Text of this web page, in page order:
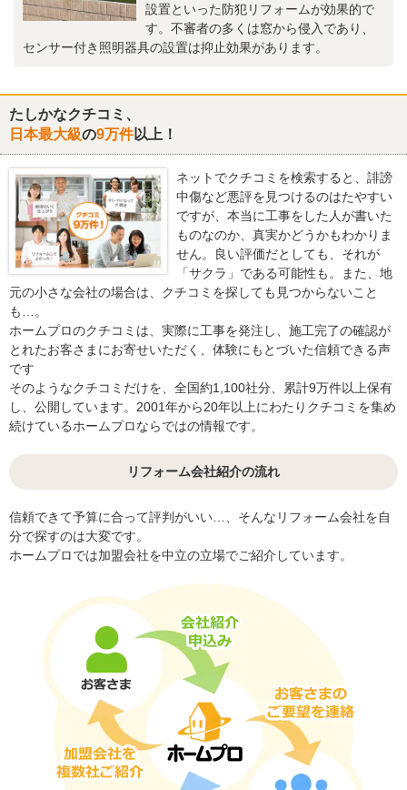
設置といった防犯リフォームが効果的で
す。不審者の多くは窓から侵入であり、
センサー付き照明器具の設置は抑止効果があります。
たしかなクチコミ、
日本最大級の9万件以上！
ネットでクチコミを検索すると、誹謗
中傷など悪評を見つけるのはたやすい
ですが、本当に工事をした人が書いた
ものなのか、真実かどうかもわかりま
せん。良い評価だとしても、それが
「サクラ」である可能性も。また、地
元の小さな会社の場合は、クチコミを探しても見つからないこと
も…。
ホームプロのクチコミは、実際に工事を発注し、施工完了の確認が
とれたお客さまにお寄せいただく、体験にもとづいた信頼できる声
です
そのようなクチコミだけを、全国約1,100社分、累計9万件以上保有
し、公開しています。2001年から20年以上にわたりクチコミを集め
続けているホームプロならではの情報です。
リフォーム会社紹介の流れ
信頼できて予算に合って評判がいい…、そんなリフォーム会社を自
分で探すのは大変です。
ホームプロでは加盟会社を中立の立場でご紹介しています。